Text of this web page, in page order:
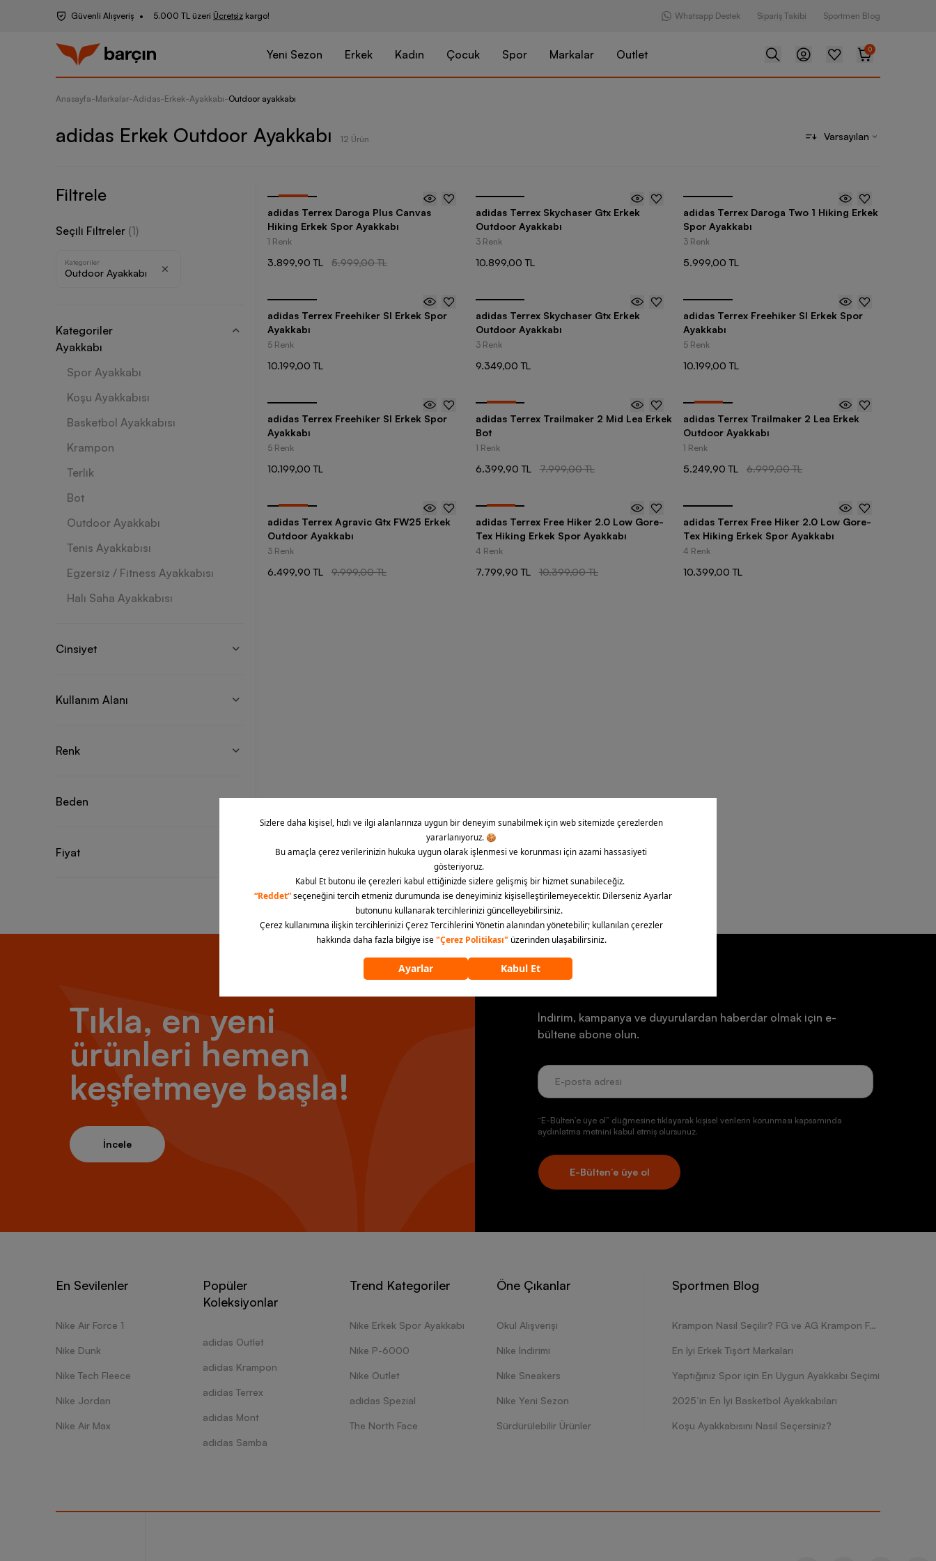
Güvenli Alışveriş 5.000 TL üzeri Ücretsiz kargo! Whatsapp Destek Sipariş Takibi Sportmen Blog
Yeni Sezon Erkek Kadın Çocuk Spor Markalar Outlet 0
Anasayfa-Markalar-Adidas-Erkek-Ayakkabı-Outdoor ayakkabı
adidas Erkek Outdoor Ayakkabı 12 Ürün Varsayılan
Filtrele
Seçili Filtreler (1)
Kategoriler
Outdoor Ayakkabı
Kategoriler
Ayakkabı
Spor Ayakkabı
Koşu Ayakkabısı
Basketbol Ayakkabısı
Krampon
Terlik
Bot
Outdoor Ayakkabı
Tenis Ayakkabısı
Egzersiz / Fitness Ayakkabısı
Halı Saha Ayakkabısı
Cinsiyet
Kullanım Alanı
Renk
Beden
Fiyat
adidas Terrex Daroga Plus Canvas
Hiking Erkek Spor Ayakkabı
1 Renk
3.899,90 TL 5.999,00 TL
adidas Terrex Skychaser Gtx Erkek
Outdoor Ayakkabı
3 Renk
10.899,00 TL
adidas Terrex Daroga Two 1 Hiking Erkek
Spor Ayakkabı
3 Renk
5.999,00 TL
adidas Terrex Freehiker Sl Erkek Spor
Ayakkabı
5 Renk
10.199,00 TL
adidas Terrex Skychaser Gtx Erkek
Outdoor Ayakkabı
3 Renk
9.349,00 TL
adidas Terrex Freehiker Sl Erkek Spor
Ayakkabı
5 Renk
10.199,00 TL
adidas Terrex Freehiker Sl Erkek Spor
Ayakkabı
5 Renk
10.199,00 TL
adidas Terrex Trailmaker 2 Mid Lea Erkek
Bot
1 Renk
6.399,90 TL 7.999,00 TL
adidas Terrex Trailmaker 2 Lea Erkek
Outdoor Ayakkabı
1 Renk
5.249,90 TL 6.999,00 TL
adidas Terrex Agravic Gtx FW25 Erkek
Outdoor Ayakkabı
3 Renk
6.499,90 TL 9.999,00 TL
adidas Terrex Free Hiker 2.0 Low Gore-
Tex Hiking Erkek Spor Ayakkabı
4 Renk
7.799,90 TL 10.399,00 TL
adidas Terrex Free Hiker 2.0 Low Gore-
Tex Hiking Erkek Spor Ayakkabı
4 Renk
10.399,00 TL
Tıkla, en yeni
ürünleri hemen
keşfetmeye başla!
İncele
E-Bülten
İndirim, kampanya ve duyurulardan haberdar olmak için e-
bültene abone olun.
“E-Bülten’e üye ol” düğmesine tıklayarak kişisel verilerin korunması kapsamında
aydınlatma metnini kabul etmiş olursunuz.
E-Bülten’e üye ol
En Sevilenler
Nike Air Force 1
Nike Dunk
Nike Tech Fleece
Nike Jordan
Nike Air Max
Popüler
Koleksiyonlar
adidas Outlet
adidas Krampon
adidas Terrex
adidas Mont
adidas Samba
Trend Kategoriler
Nike Erkek Spor Ayakkabı
Nike P-6000
Nike Outlet
adidas Spezial
The North Face
Öne Çıkanlar
Okul Alışverişi
Nike İndirimi
Nike Sneakers
Nike Yeni Sezon
Sürdürülebilir Ürünler
Sportmen Blog
Krampon Nasıl Seçilir? FG ve AG Krampon Farkları Nelerdir?
En İyi Erkek Tişört Markaları
Yaptığınız Spor için En Uygun Ayakkabı Seçimi
2025’in En İyi Basketbol Ayakkabıları
Koşu Ayakkabısını Nasıl Seçersiniz?